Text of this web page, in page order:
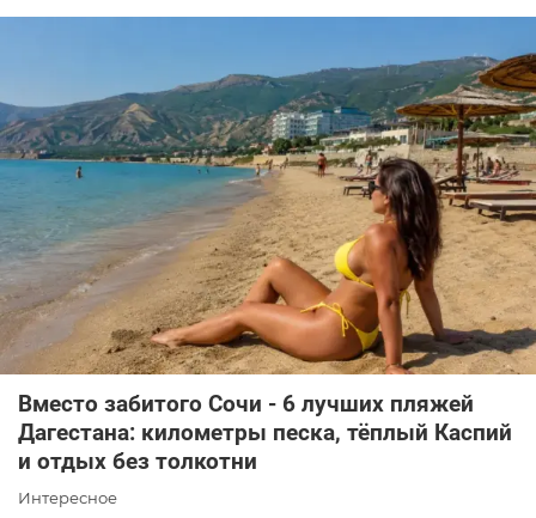
Вместо забитого Сочи - 6 лучших пляжей
Дагестана: километры песка, тёплый Каспий
и отдых без толкотни
Интересное